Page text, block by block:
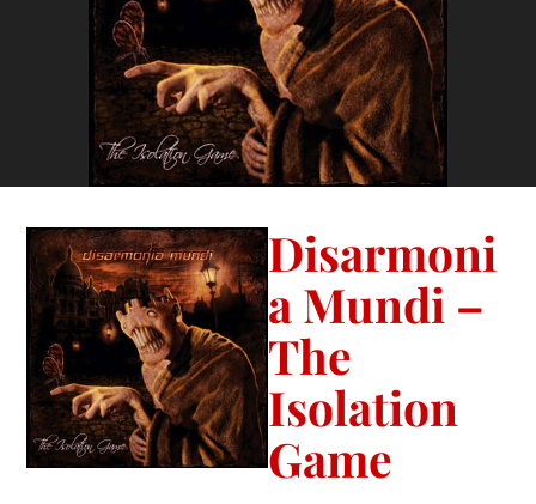
Disarmoni
a Mundi –
The
Isolation
Game